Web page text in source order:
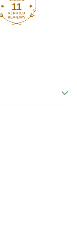
11